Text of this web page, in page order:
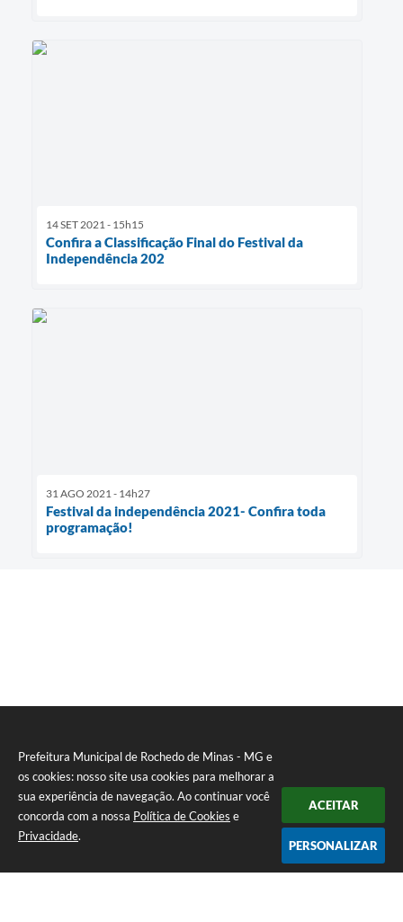
Prefeitura Municipal de Rochedo de Minas - MG e
os cookies: nosso site usa cookies para melhorar a
sua experiência de navegação. Ao continuar você
concorda com a nossa Política de Cookies e
Privacidade.
ACEITAR
PERSONALIZAR
14 SET 2021 - 15h15
Confira a Classificação Final do Festival da
Independência 202
31 AGO 2021 - 14h27
Festival da independência 2021- Confira toda
programação!